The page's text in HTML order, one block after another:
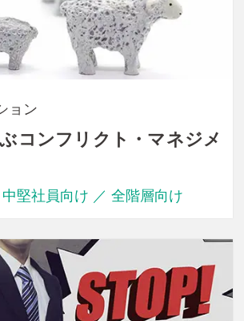
ョン
コンフリクト・マネジメ
堅社員向け ／ 全階層向け